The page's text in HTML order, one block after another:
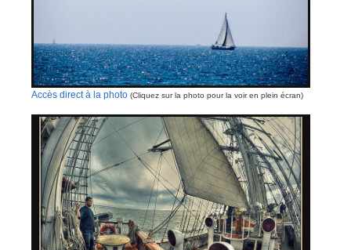
Accès direct à la photo (Cliquez sur la photo pour la voir en plein écran)